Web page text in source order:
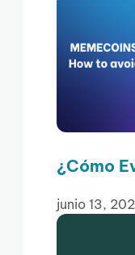
¿Cómo
junio 13,